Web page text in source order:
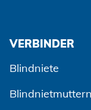
VERBINDER
Blindniete
Blindnietmuttern